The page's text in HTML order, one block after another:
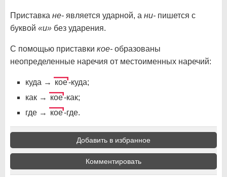
Приставка не- является ударной, а ни- пишется с
буквой «и» без ударения.
С помощью приставки кое- образованы
неопределенные наречия от местоименных наречий:
куда → кое-куда;
как → кое-как;
где → кое-где.
Добавить в избранное
Комментировать